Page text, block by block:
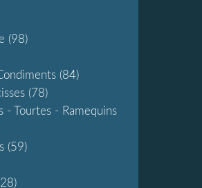
(98)
(84)
(78)
- Tourtes - Ramequins
(59)